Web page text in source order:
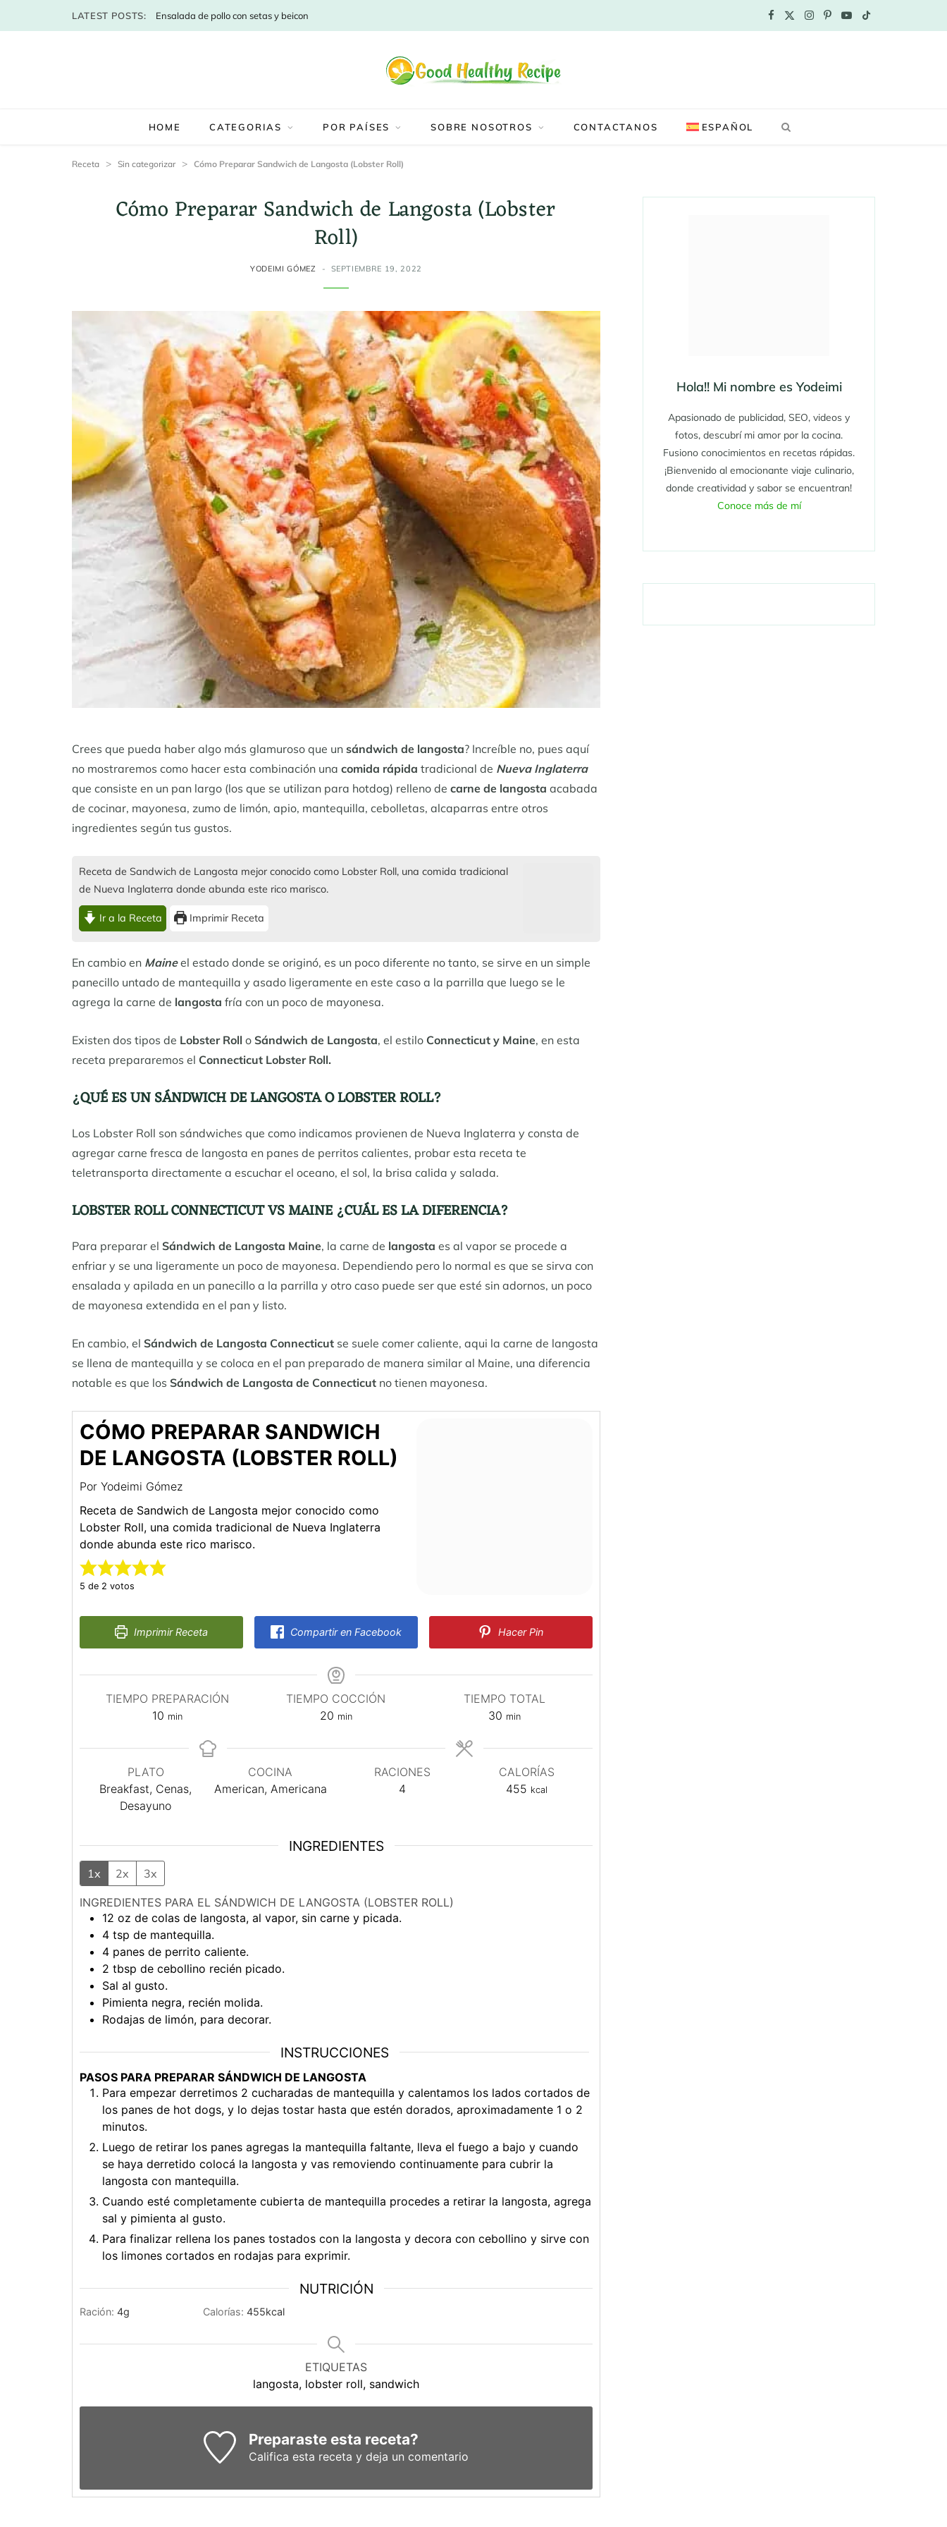
LATEST POSTS: Ensalada de pollo con setas y beicon
o t
I
r
P
e
Y
e
T
HOME CATEGORIAS POR PAÍSES SOBRE NOSOTROS CONTACTANOS ESPAÑOL
Receta > Sin categorizar > Cómo Preparar Sandwich de Langosta (Lobster Roll)
Cómo Preparar Sandwich de Langosta (Lobster
Roll)
YODEIMI GÓMEZ SEPTIEMBRE 19, 2022
Crees que pueda haber algo más glamuroso que un sándwich de langosta? Increíble no, pues aquí
no mostraremos como hacer esta combinación una comida rápida tradicional de Nueva Inglaterra
que consiste en un pan largo (los que se utilizan para hotdog) relleno de carne de langosta acabada
de cocinar, mayonesa, zumo de limón, apio, mantequilla, cebolletas, alcaparras entre otros
ingredientes según tus gustos.
Receta de Sandwich de Langosta mejor conocido como Lobster Roll, una comida tradicional
de Nueva Inglaterra donde abunda este rico marisco.
Ir a la Receta Imprimir Receta
En cambio en Maineel estado donde se originó, es un poco diferente no tanto, se sirve en un simple
panecillo untado de mantequilla y asado ligeramente en este caso a la parrilla que luego se le
agrega la carne de langosta fría con un poco de mayonesa.
Existen dos tipos de Lobster Roll o Sándwich de Langosta, el estilo Connecticut y Maine, en esta
receta prepararemos el Connecticut Lobster Roll.
¿QUÉ ES UN SÁNDWICH DE LANGOSTA O LOBSTER ROLL?
Los Lobster Roll son sándwiches que como indicamos provienen de Nueva Inglaterra y consta de
agregar carne fresca de langosta en panes de perritos calientes, probar esta receta te
teletransporta directamente a escuchar el oceano, el sol, la brisa calida y salada.
LOBSTER ROLL CONNECTICUT VS MAINE¿CUÁL ES LA DIFERENCIA?
Para preparar el Sándwich de Langosta Maine, la carne de langosta es al vapor se procede a
enfriar y se una ligeramente un poco de mayonesa. Dependiendo pero lo normal es que se sirva con
ensalada y apilada en un panecillo a la parrilla y otro caso puede ser que esté sin adornos, un poco
de mayonesa extendida en el pan y listo.
En cambio, el Sándwich de Langosta Connecticut se suele comer caliente, aqui la carne de langosta
se llena de mantequilla y se coloca en el pan preparado de manera similar al Maine, una diferencia
notable es que los Sándwich de Langosta de Connecticut no tienen mayonesa.
CÓMO PREPARAR SANDWICH
DE LANGOSTA (LOBSTER ROLL)
Por Yodeimi Gómez
Receta de Sandwich de Langosta mejor conocido como
Lobster Roll, una comida tradicional de Nueva Inglaterra
donde abunda este rico marisco.
5 de 2 votos
Imprimir Receta Compartir en Facebook Hacer Pin
TIEMPO PREPARACIÓN
10 minutos
min
TIEMPO COCCIÓN
20minutos
min
TIEMPO TOTAL
30 minutos
min
PLATO
Breakfast, Cenas,
Desayuno
COCINA
American, Americana
RACIONES
4
CALORÍAS
455 kcal
INGREDIENTES
1x 2x 3x
INGREDIENTES PARA EL SÁNDWICH DE LANGOSTA (LOBSTER ROLL)
12 oz de colas de langosta, al vapor, sin carne y picada.
4 tsp de mantequilla.
4 panes de perrito caliente.
2 tbsp de cebollino recién picado.
Sal al gusto.
Pimienta negra, recién molida.
Rodajas de limón, para decorar.
INSTRUCCIONES
PASOS PARA PREPARAR SÁNDWICH DE LANGOSTA
Para empezar derretimos 2 cucharadas de mantequilla y calentamos los lados cortados de
los panes de hot dogs, y lo dejas tostar hasta que estén dorados, aproximadamente 1 o 2
minutos.
Luego de retirar los panes agregas la mantequilla faltante, lleva el fuego a bajo y cuando
se haya derretido colocá la langosta y vas removiendo continuamente para cubrir la
langosta con mantequilla.
Cuando esté completamente cubierta de mantequilla procedes a retirar la langosta, agrega
sal y pimienta al gusto.
Para finalizar rellena los panes tostados con la langosta y decora con cebollino y sirve con
los limones cortados en rodajas para exprimir.
NUTRICIÓN
Ración: 4g Calorías: 455kcal
ETIQUETAS
langosta, lobster roll, sandwich
Preparaste esta receta?
Califica esta receta y deja un comentario
Hola!! Mi nombre es Yodeimi
Apasionado de publicidad, SEO, videos y
fotos, descubrí mi amor por la cocina.
Fusiono conocimientos en recetas rápidas.
¡Bienvenido al emocionante viaje culinario,
donde creatividad y sabor se encuentran!
Conoce más de mí